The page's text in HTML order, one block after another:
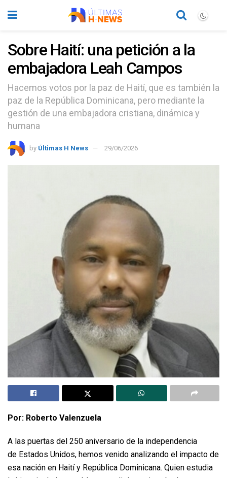
Sobre Haití: una petición a la
embajadora Leah Campos
Hacemos votos por la paz de Haití, que es también la
paz de la República Dominicana, pero mediante la
gestión de una embajadora cristiana, dinámica y
humana
by Últimas H News 29/06/2026
Por: Roberto Valenzuela
A las puertas del 250 aniversario de la independencia
de Estados Unidos, hemos venido analizando el impacto de
esa nación en Haití y República Dominicana. Quien estudia